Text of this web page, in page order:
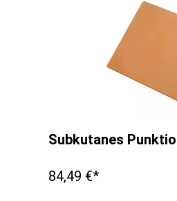
84,49 €*